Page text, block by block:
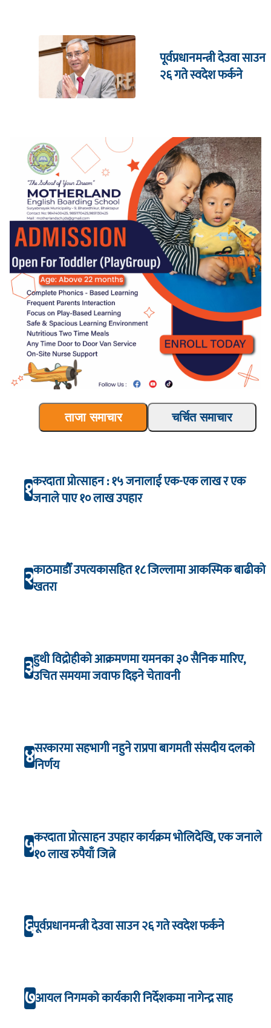
पूर्वप्रधानमन्त्री देउवा साउन
२६ गते स्वदेश फर्कने
ताजा समाचार चर्चित समाचार
१करदाता प्रोत्साहन : १५ जनालाई एक-एक लाख र एक
जनाले पाए १० लाख उपहार
२काठमाडौँ उपत्यकासहित १८ जिल्लामा आकस्मिक बाढीको
खतरा
३हुथी विद्रोहीको आक्रमणमा यमनका ३० सैनिक मारिए,
उचित समयमा जवाफ दिइने चेतावनी
४सरकारमा सहभागी नहुने राप्रपा बागमती संसदीय दलको
निर्णय
५करदाता प्रोत्साहन उपहार कार्यक्रम भाेलिदेखि, एक जनाले
१० लाख रुपैयाँ जित्ने
६पूर्वप्रधानमन्त्री देउवा साउन २६ गते स्वदेश फर्कने
७आयल निगमको कार्यकारी निर्देशकमा नागेन्द्र साह